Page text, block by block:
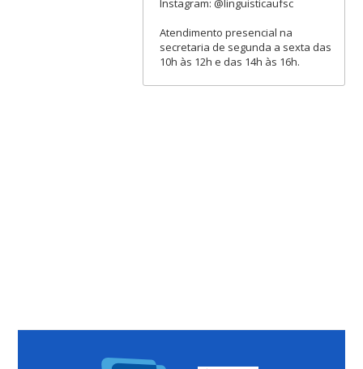
Instagram: @linguisticaufsc
Atendimento presencial na
secretaria de segunda a sexta das
10h às 12h e das 14h às 16h.